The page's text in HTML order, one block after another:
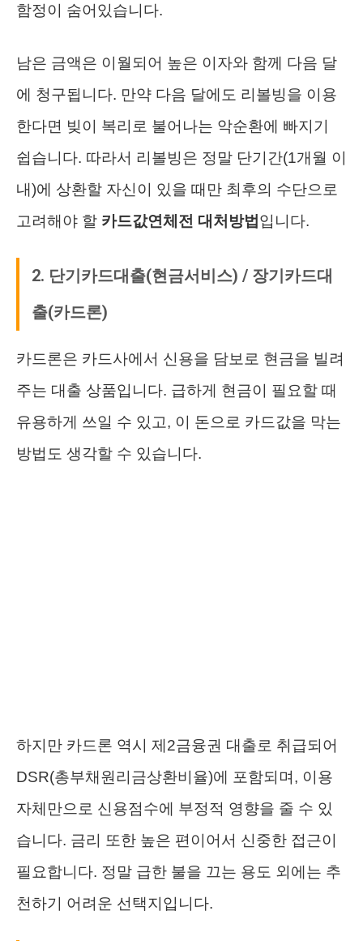
함정이 숨어있습니다.
남은 금액은 이월되어 높은 이자와 함께 다음 달
에 청구됩니다. 만약 다음 달에도 리볼빙을 이용
한다면 빚이 복리로 불어나는 악순환에 빠지기
쉽습니다. 따라서 리볼빙은 정말 단기간(1개월 이
내)에 상환할 자신이 있을 때만 최후의 수단으로
고려해야 할 카드값연체전 대처방법 입니다.
2. 단기카드대출(현금서비스) / 장기카드대
출(카드론)
카드론은 카드사에서 신용을 담보로 현금을 빌려
주는 대출 상품입니다. 급하게 현금이 필요할 때
유용하게 쓰일 수 있고, 이 돈으로 카드값을 막는
방법도 생각할 수 있습니다.
하지만 카드론 역시 제2금융권 대출로 취급되어
DSR(총부채원리금상환비율)에 포함되며, 이용
자체만으로 신용점수에 부정적 영향을 줄 수 있
습니다. 금리 또한 높은 편이어서 신중한 접근이
필요합니다. 정말 급한 불을 끄는 용도 외에는 추
천하기 어려운 선택지입니다.